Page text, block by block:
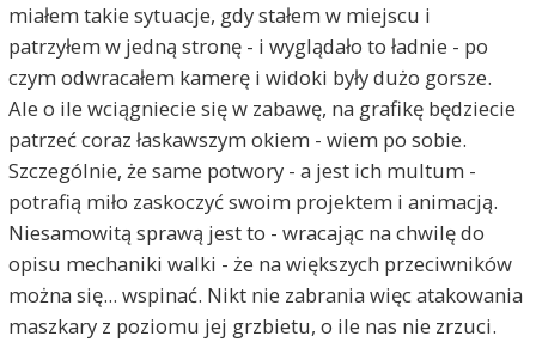
miałem takie sytuacje, gdy stałem w miejscu i
patrzyłem w jedną stronę - i wyglądało to ładnie - po
czym odwracałem kamerę i widoki były dużo gorsze.
Ale o ile wciągniecie się w zabawę, na grafikę będziecie
patrzeć coraz łaskawszym okiem - wiem po sobie.
Szczególnie, że same potwory - a jest ich multum -
potrafią miło zaskoczyć swoim projektem i animacją.
Niesamowitą sprawą jest to - wracając na chwilę do
opisu mechaniki walki - że na większych przeciwników
można się... wspinać. Nikt nie zabrania więc atakowania
maszkary z poziomu jej grzbietu, o ile nas nie zrzuci.